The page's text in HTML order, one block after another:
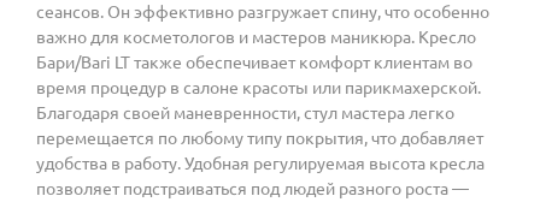
сеансов. Он эффективно разгружает спину, что особенно
важно для косметологов и мастеров маникюра. Кресло
Бари/Bari LT также обеспечивает комфорт клиентам во
время процедур в салоне красоты или парикмахерской.
Благодаря своей маневренности, стул мастера легко
перемещается по любому типу покрытия, что добавляет
удобства в работу. Удобная регулируемая высота кресла
позволяет подстраиваться под людей разного роста —